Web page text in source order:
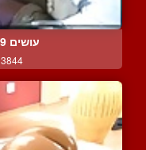
עושים 69 והוא מביא אותה ...
3844 צפיות